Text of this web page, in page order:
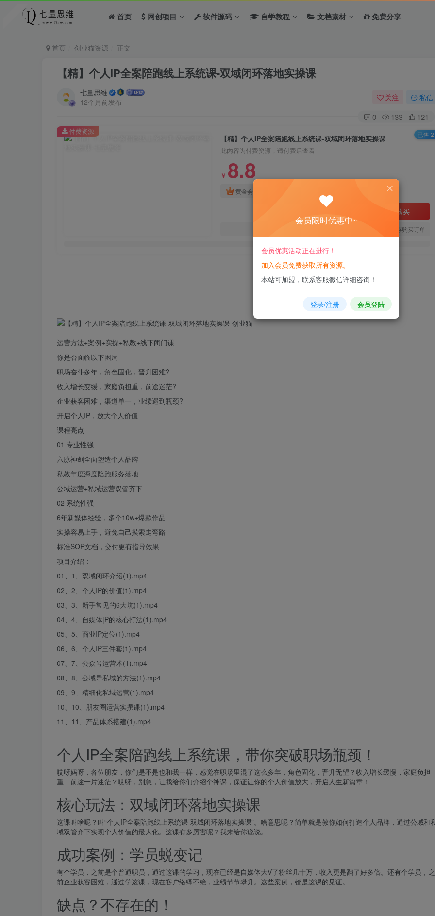
首页 网创项目 软件源码 自学教程 文档素材 免费分享
首页 创业猫资源 正文
【精】个人IP全案陪跑线上系统课-双域闭环落地实操课
七量思维
12个月前发布
关注 私信
0 133 121
【精】个人IP全案陪跑线上系统课-双域闭环落地实操课
此内容为付费资源，请付费后查看
￥ 8.8
黄金会员
立即购买
您当前未登录！建议登陆后购买，可保存购买订单
付费资源 已售 2
运营方法+案例+实操+私教+线下闭门课
你是否面临以下困局
职场奋斗多年，角色固化，晋升困难?
收入增长变缓，家庭负担重，前途迷茫?
企业获客困难，渠道单一，业绩遇到瓶颈?
开启个人IP，放大个人价值
课程亮点
01 专业性强
六脉神剑全面塑造个人品牌
私教年度深度陪跑服务落地
公域运营+私域运营双管齐下
02 系统性强
6年新媒体经验，多个10w+爆款作品
实操容易上手，避免自己摸索走弯路
标准SOP文档，交付更有指导效果
项目介绍：
01、1、双域闭环介绍(1).mp4
02、2、个人IP的价值(1).mp4
03、3、新手常见的6大坑(1).mp4
04、4、自媒体|P的核心打法(1).mp4
05、5、商业IP定位(1).mp4
06、6、个人IP三件套(1).mp4
07、7、公众号运营术(1).mp4
08、8、公域导私域的方法(1).mp4
09、9、精细化私域运营(1).mp4
10、10、朋友圈运营实撰课(1).mp4
11、11、产品体系搭建(1).mp4
个人IP全案陪跑线上系统课，带你突破职场瓶颈！
哎呀妈呀，各位朋友，你们是不是也和我一样，感觉在职场里混了这么多年，角色固化，晋升无望？收入增长缓慢，家庭负担
重，前途一片迷茫？哎呀，别急，让我给你们介绍个神课，保证让你的个人价值放大，开启人生新篇章！
核心玩法：双域闭环落地实操课
这课叫啥呢？叫“个人IP全案陪跑线上系统课-双域闭环落地实操课”。啥意思呢？简单就是教你如何打造个人品牌，通过公域和
域双管齐下实现个人价值的最大化。这课有多厉害呢？我来给你说说。
成功案例：学员蜕变记
有个学员，之前是个普通职员，通过这课的学习，现在已经是自媒体大V了粉丝几十万，收入更是翻了好多倍。还有个学员，之
前企业获客困难，通过学这课，现在客户络绎不绝，业绩节节攀升。这些案例，都是这课的见证。
缺点？不存在的！
会员限时优惠中~
会员优惠活动正在进行！
加入会员免费获取所有资源。
本站可加盟，联系客服微信详细咨询！
登录/注册 会员登陆